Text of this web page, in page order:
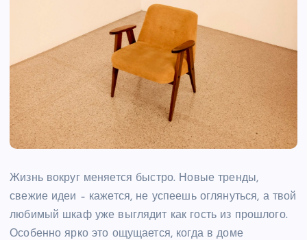
Жизнь вокруг меняется быстро. Новые тренды,
свежие идеи – кажется, не успеешь оглянуться, а твой
любимый шкаф уже выглядит как гость из прошлого.
Особенно ярко это ощущается, когда в доме